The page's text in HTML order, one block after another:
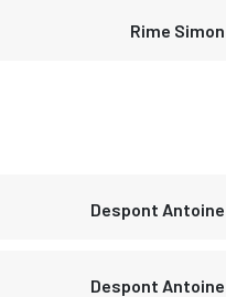
Rime Simon
Despont Antoine
Despont Antoine